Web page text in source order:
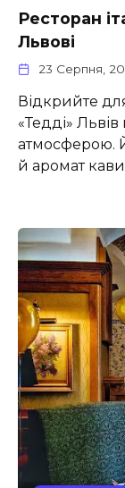
Ресторан
Львові
23 Серпня,
Відкрийте
«Тедді»
атмосферою.
й аромат